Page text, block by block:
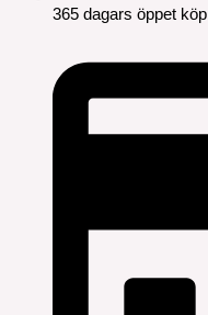
365 dagars öppet köp